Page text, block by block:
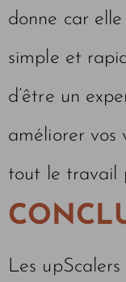
donne car
simple et
d’être un
améliorer vos
tout le travail
Les